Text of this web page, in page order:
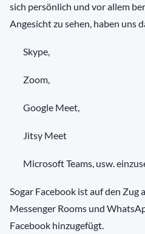
sich persönlich und vor allem
Angesicht zu sehen, haben uns
Skype,
Zoom,
Google Meet,
Jitsy Meet
Microsoft Teams, usw.
Sogar Facebook ist auf den
Messenger Rooms und
Facebook hinzugefügt.